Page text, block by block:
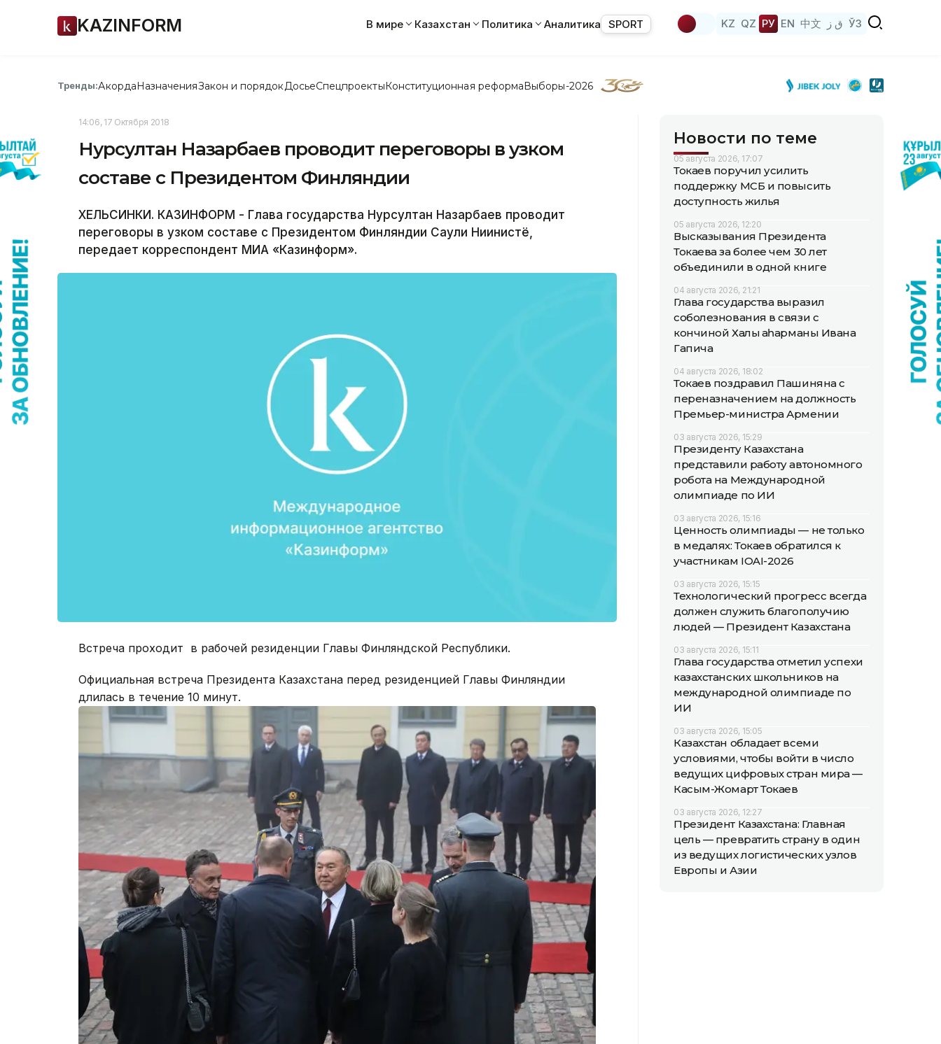
KAZINFORM В мире Казахстан Политика Аналитика SPORT KZ QZ РУ EN 中文 ق ز ЎЗ
Тренды:АкордаНазначенияЗакон и порядок ДосьеСпецпроектыКонституционная реформаВыборы-2026
14:06, 17 Октября 2018
Нурсултан Назарбаев проводит переговоры в узком
составе с Президентом Финляндии
ХЕЛЬСИНКИ. КАЗИНФОРМ - Глава государства Нурсултан Назарбаев проводит
переговоры в узком составе с Президентом Финляндии Саули Ниинистё,
передает корреспондент МИА «Казинформ».
Встреча проходит в рабочей резиденции Главы Финляндской Республики.
Официальная встреча Президента Казахстана перед резиденцией Главы Финляндии
длилась в течение 10 минут.
Новости по теме
05 августа 2026, 17:07
Токаев поручил усилить
поддержку МСБ и повысить
доступность жилья
05 августа 2026, 12:20
Высказывания Президента
Токаева за более чем 30 лет
объединили в одной книге
04 августа 2026, 21:21
Глава государства выразил
соболезнования в связи с
кончиной Халық қаһарманы Ивана
Гапича
04 августа 2026, 18:02
Токаев поздравил Пашиняна с
переназначением на должность
Премьер-министра Армении
03 августа 2026, 15:29
Президенту Казахстана
представили работу автономного
робота на Международной
олимпиаде по ИИ
03 августа 2026, 15:16
Ценность олимпиады — не только
в медалях: Токаев обратился к
участникам IOAI-2026
03 августа 2026, 15:15
Технологический прогресс всегда
должен служить благополучию
людей — Президент Казахстана
03 августа 2026, 15:11
Глава государства отметил успехи
казахстанских школьников на
международной олимпиаде по
ИИ
03 августа 2026, 15:05
Казахстан обладает всеми
условиями, чтобы войти в число
ведущих цифровых стран мира —
Касым-Жомарт Токаев
03 августа 2026, 12:27
Президент Казахстана: Главная
цель — превратить страну в один
из ведущих логистических узлов
Европы и Азии